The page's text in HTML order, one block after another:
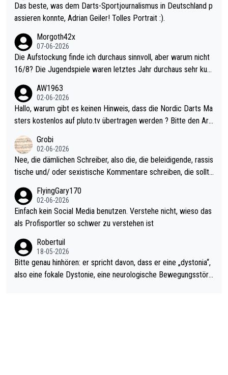
Das beste, was dem Darts-Sportjournalismus in Deutschland p
assieren konnte, Adrian Geiler! Tolles Portrait :).
Morgoth42x
07-06-2026
Die Aufstockung finde ich durchaus sinnvoll, aber warum nicht
16/8? Die Jugendspiele waren letztes Jahr durchaus sehr kurz
Allerdings ist Mitchell Lawrie als Nummer 1 der Welt eh qualifi
ziert. Somit ändert die automatische Qualifikation des Weltmei
sters erstmal nichts. Ich denke sie wollen damit für nächstes J
ohl wenig WDF Turniere spielen. Dies war bei Archie Self letzt
es Jahr der Fall. Er musste als amtierender Weltmeister durch
den Qualifier und ich glaube kaum, dass Mitchel sich das (in Ve
gas) antun würde, wenn er doch eigentlich die PDC-WM als Zi
el hat.
AW1963
02-06-2026
Hallo, warum gibt es keinen Hinweis, dass die Nordic Darts Ma
sters kostenlos auf pluto.tv übertragen werden ? Bitte den Arti
Grobi
02-06-2026
Nee, die dämlichen Schreiber, also die, die beleidigende, rassis
tische und/ oder sexistische Kommentare schreiben, die sollte
s Leben in den Griff kriegen. Nur eins wundert mich: Luke Little
r war doch neulich erst derjenige, der über Social Media GvV p
rovoziert hat. Und Littlers Mutter schießt öfters mal gegen Ric
FlyingGary170
02-06-2026
Einfach kein Social Media benutzen. Verstehe nicht, wieso das
als Profisportler so schwer zu verstehen ist
Robertuil
18-05-2026
Bitte genau hinhören: er spricht davon, dass er eine „dystonia“,
also eine fokale Dystonie, eine neurologische Bewegungsstöru